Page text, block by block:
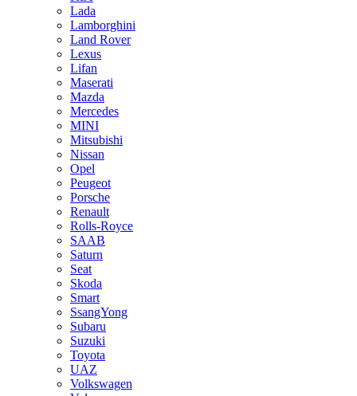
Lada
Lamborghini
Land Rover
Lexus
Lifan
Maserati
Mazda
Mercedes
MINI
Mitsubishi
Nissan
Opel
Peugeot
Porsche
Renault
Rolls-Royce
SAAB
Saturn
Seat
Skoda
Smart
SsangYong
Subaru
Suzuki
Toyota
UAZ
Volkswagen